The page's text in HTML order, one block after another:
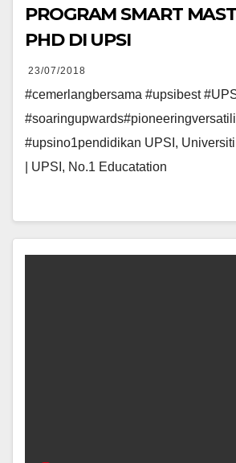
PROGRAM SMART
PHD DI UPSI
23/07/2018
#cemerlangbersama #upsibest
#upsino1pendidikan UPSI,
| UPSI, No.1 Educatation